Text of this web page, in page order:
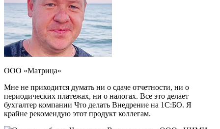
ООО «Матрица»
Мне не приходится думать ни о сдаче отчетности, ни о
периодических платежах, ни о налогах. Все это делает
бухгалтер компании Что делать Внедрение на 1С:БО. Я
крайне рекомендую этот продукт коллегам.